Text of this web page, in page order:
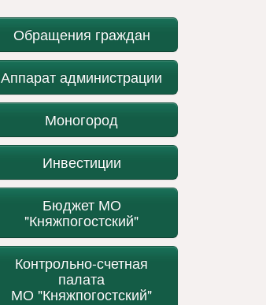
Обращения граждан
Аппарат администрации
Моногород
Инвестиции
Бюджет МО
"Княжпогостский"
Контрольно-счетная
палата
МО "Княжпогостский"